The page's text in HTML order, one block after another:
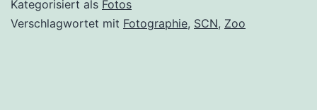
Kategorisiert als Fotos
Verschlagwortet mit Fotographie, SCN, Zoo